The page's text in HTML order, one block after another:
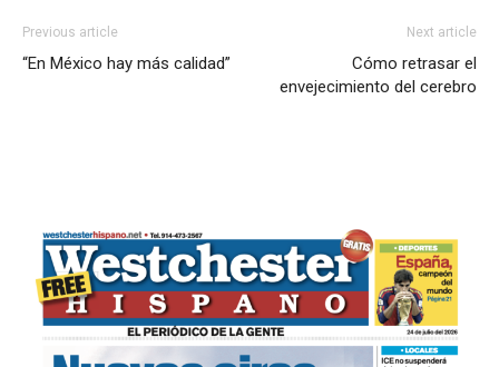
Previous article
“En México hay más calidad”
Next article
Cómo retrasar el
envejecimiento del cerebro